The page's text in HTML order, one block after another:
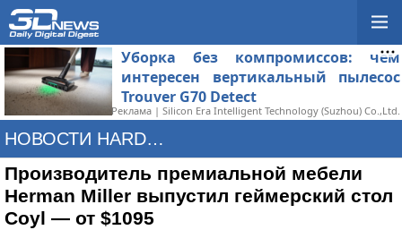
Уборка без компромиссов: чем
интересен вертикальный пылесос
Trouver G70 Detect
Реклама | Silicon Era Intelligent Technology (Suzhou) Co.,Ltd.
НОВОСТИ HARDWARE
Производитель премиальной мебели
Herman Miller выпустил геймерский стол
Coyl — от $1095